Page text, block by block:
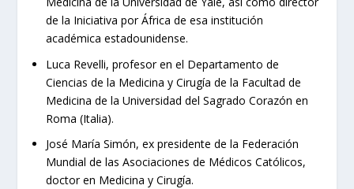
de la Iniciativa por África de esa institución
académica estadounidense.
Luca Revelli, profesor en el Departamento de
Ciencias de la Medicina y Cirugía de la Facultad de
Medicina de la Universidad del Sagrado Corazón en
Roma (Italia).
José María Simón, ex presidente de la Federación
Mundial de las Asociaciones de Médicos Católicos,
doctor en Medicina y Cirugía.